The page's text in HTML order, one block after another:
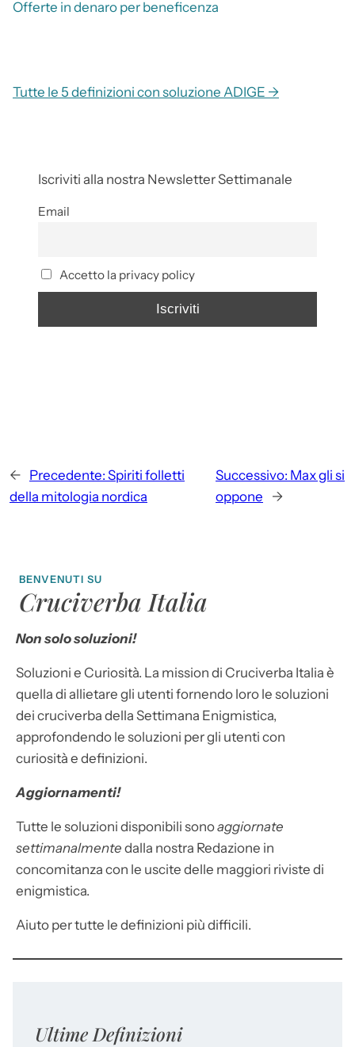
Offerte in denaro per beneficenza
Tutte le 5 definizioni con soluzione ADIGE →
Iscriviti alla nostra Newsletter Settimanale
Email
Accetto la privacy policy
← Precedente: Spiriti folletti
della mitologia nordica
Successivo: Max gli si
oppone
→
BENVENUTI SU
Cruciverba Italia
Non solo soluzioni!
Soluzioni e Curiosità. La mission di Cruciverba Italia è
quella di allietare gli utenti fornendo loro le soluzioni
dei cruciverba della Settimana Enigmistica,
approfondendo le soluzioni per gli utenti con
curiosità e definizioni.
Aggiornamenti!
Tutte le soluzioni disponibili sonoaggiornate
settimanalmente dalla nostra Redazione in
concomitanza con le uscite delle maggiori riviste di
enigmistica.
Aiuto per tutte le definizioni più difficili.
Ultime Definizioni